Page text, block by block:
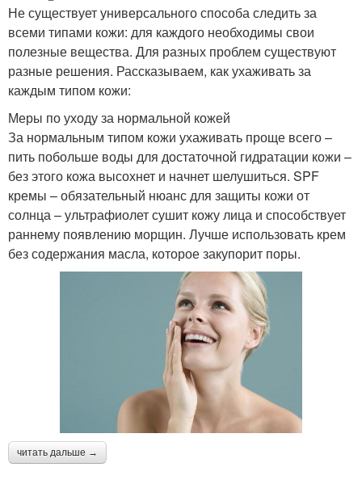
Не существует универсального способа следить за
всеми типами кожи: для каждого необходимы свои
полезные вещества. Для разных проблем существуют
разные решения. Рассказываем, как ухаживать за
каждым типом кожи:
Меры по уходу за нормальной кожей
За нормальным типом кожи ухаживать проще всего –
пить побольше воды для достаточной гидратации кожи –
без этого кожа высохнет и начнет шелушиться. SPF
кремы – обязательный нюанс для защиты кожи от
солнца – ультрафиолет сушит кожу лица и способствует
раннему появлению морщин. Лучше использовать крем
без содержания масла, которое закупорит поры.
читать дальше →